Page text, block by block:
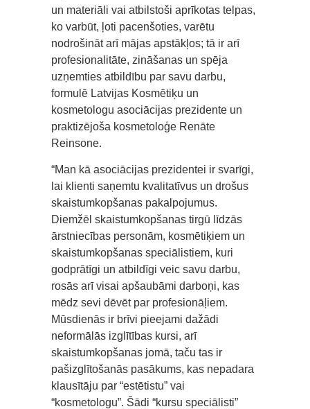
un materiāli vai atbilstoši aprīkotas telpas,
ko varbūt, ļoti pacenšoties, varētu
nodrošināt arī mājas apstākļos; tā ir arī
profesionalitāte, zināšanas un spēja
uzņemties atbildību par savu darbu,
formulē Latvijas Kosmētiķu un
kosmetologu asociācijas prezidente un
praktizējoša kosmetoloģe Renāte
Reinsone.
“Man kā asociācijas prezidentei ir svarīgi,
lai klienti saņemtu kvalitatīvus un drošus
skaistumkopšanas pakalpojumus.
Diemžēl skaistumkopšanas tirgū līdzās
ārstniecības personām, kosmētiķiem un
skaistumkopšanas speciālistiem, kuri
godprātīgi un atbildīgi veic savu darbu,
rosās arī visai apšaubāmi darboņi, kas
mēdz sevi dēvēt par profesionāļiem.
Mūsdienās ir brīvi pieejami dažādi
neformālās izglītības kursi, arī
skaistumkopšanas jomā, taču tas ir
pašizglītošanās pasākums, kas nepadara
klausītāju par “estētistu” vai
“kosmetologu”. Šādi “kursu speciālisti”